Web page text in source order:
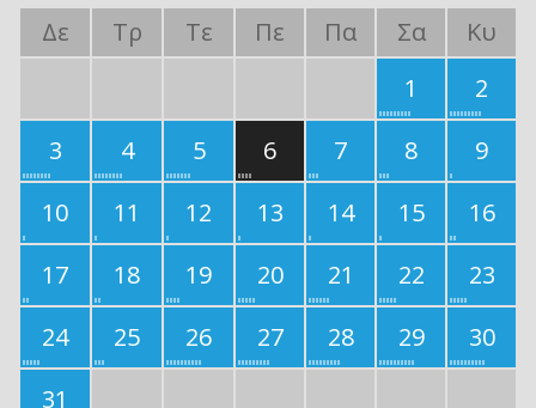
Δε Τρ Τε Πε Πα Σα
Κυ
1
2
3
4 5 6 7 8
9
10
11 12 13 14 15
16
17
18 19 20 21 22
23
24
25 26 27 28 29
30
31